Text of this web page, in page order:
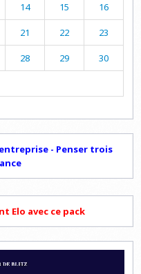
14 15 16
21 22 23
28 29 30
- Penser trois
Elo avec ce pack